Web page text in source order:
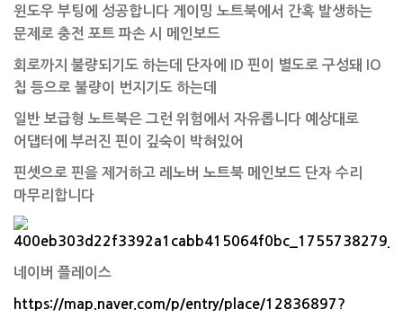
윈도우 부팅에 성공합니다 게이밍 노트북에서 간혹 발생하는
문제로 충전 포트 파손 시 메인보드
회로까지 불량되기도 하는데 단자에 ID 핀이 별도로 구성돼 IO
칩 등으로 불량이 번지기도 하는데
일반 보급형 노트북은 그런 위험에서 자유롭니다 예상대로
어댑터에 부러진 핀이 깊숙이 박혀있어
핀셋으로 핀을 제거하고 레노버 노트북 메인보드 단자 수리
마무리합니다
네이버 플레이스
https://map.naver.com/p/entry/place/12836897?